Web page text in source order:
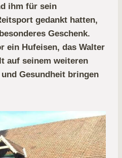
ihm für sein
gedankt hatten,
Geschenk.
ein Hufeisen, das Walter
auf seinem weiteren
Gesundheit bringen